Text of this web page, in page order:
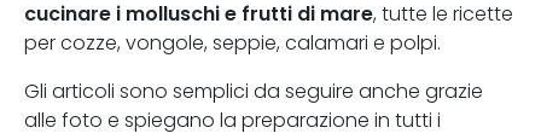
cucinare i molluschi e frutti di mare, tutte le ricette
per cozze, vongole, seppie, calamari e polpi.
Gli articoli sono semplici da seguire anche grazie
alle foto e spiegano la preparazione in tutti i